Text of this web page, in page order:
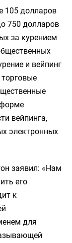
105 долларов
750 долларов
за курением
и вейпинг
вейпинга,
электронных
заявил: « Нам
его
к
для